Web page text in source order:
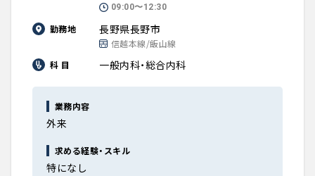
09:00〜12:30
勤務地 長野県長野市
信越本線/飯山線
科 目
一般内科・総合内科
業務内容
外来
求める経験・スキル
特になし